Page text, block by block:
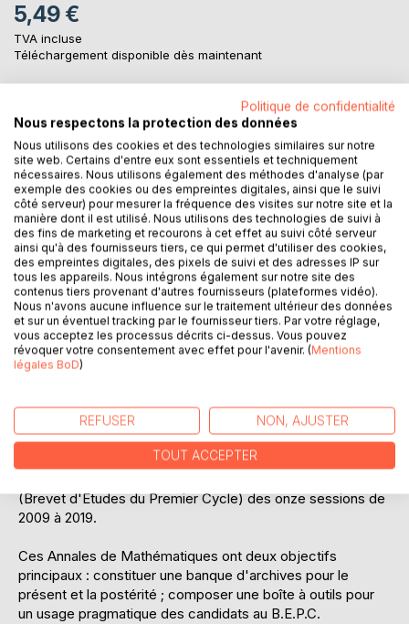
5,49 €
TVA incluse
Téléchargement disponible dès maintenant
AJOUTER AU PANIER
Ajouter à ma liste d'envies
Laisser un avis
DESCRIPTION
Mathématiques, qui ambitionne de compiler et de traiter les
sujets de l'épreuve de mathématiques au Cameroun, pour
divers examens officiels, des origines à nos jours. Le
présent numéro, troisième de la collection, propose les
(Brevet d'Études du Premier Cycle) des onze sessions de
2009 à 2019.
Ces Annales de Mathématiques ont deux objectifs
principaux : constituer une banque d'archives pour le
présent et la postérité ; composer une boîte à outils pour
un usage pragmatique des candidats au B.E.P.C.
Politique de confidentialité
Nous respectons la protection des données
Nous utilisons des cookies et des technologies similaires sur notre
site web. Certains d'entre eux sont essentiels et techniquement
nécessaires. Nous utilisons également des méthodes d'analyse (par
exemple des cookies ou des empreintes digitales, ainsi que le suivi
côté serveur) pour mesurer la fréquence des visites sur notre site et la
manière dont il est utilisé. Nous utilisons des technologies de suivi à
des fins de marketing et recourons à cet effet au suivi côté serveur
ainsi qu'à des fournisseurs tiers, ce qui permet d'utiliser des cookies,
des empreintes digitales, des pixels de suivi et des adresses IP sur
tous les appareils. Nous intégrons également sur notre site des
contenus tiers provenant d'autres fournisseurs (plateformes vidéo).
Nous n'avons aucune influence sur le traitement ultérieur des données
et sur un éventuel tracking par le fournisseur tiers. Par votre réglage,
vous acceptez les processus décrits ci-dessus. Vous pouvez
révoquer votre consentement avec effet pour l'avenir. (Mentions
légales BoD)
REFUSER NON, AJUSTER
TOUT ACCEPTER